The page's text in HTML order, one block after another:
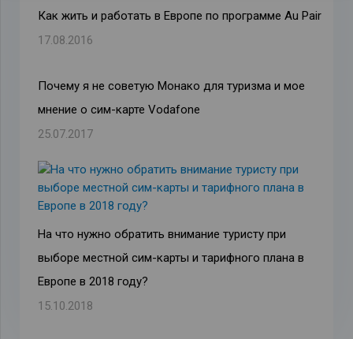
Как жить и работать в Европе по программе Au Pair
17.08.2016
Почему я не советую Монако для туризма и мое
мнение о сим-карте Vodafone
25.07.2017
На что нужно обратить внимание туристу при
выборе местной сим-карты и тарифного плана в
Европе в 2018 году?
15.10.2018